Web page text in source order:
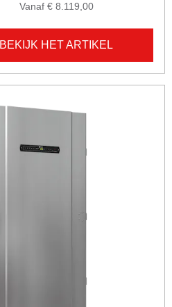
Vanaf € 8.119,00
BEKIJK HET ARTIKEL